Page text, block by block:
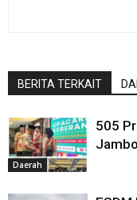
BERITA TERKAIT
Daerah
505